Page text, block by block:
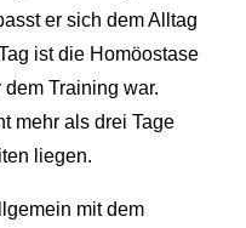
er sich dem Alltag
ist die Homöostase
Training war.
mehr als drei Tage
liegen.
mit dem